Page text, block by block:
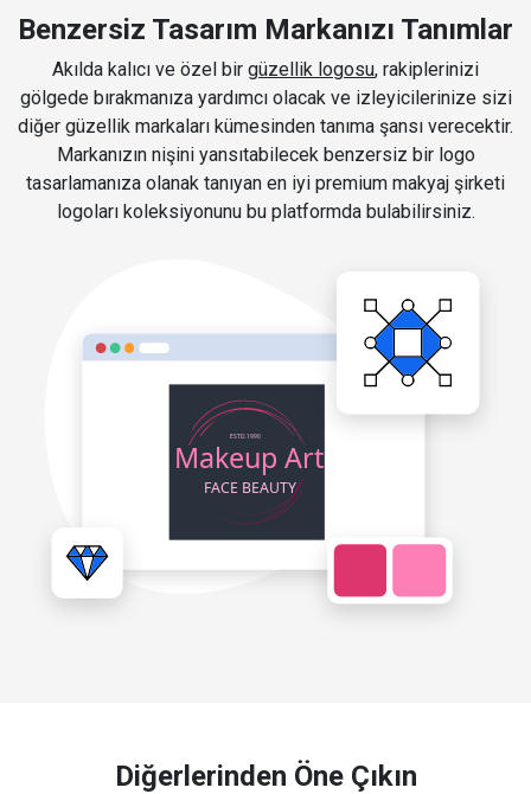
Benzersiz Tasarım Markanızı Tanımlar
Akılda kalıcı ve özel bir güzellik logosu, rakiplerinizi
gölgede bırakmanıza yardımcı olacak ve izleyicilerinize sizi
diğer güzellik markaları kümesinden tanıma şansı verecektir.
Markanızın nişini yansıtabilecek benzersiz bir logo
tasarlamanıza olanak tanıyan en iyi premium makyaj şirketi
logoları koleksiyonunu bu platformda bulabilirsiniz.
Diğerlerinden Öne Çıkın